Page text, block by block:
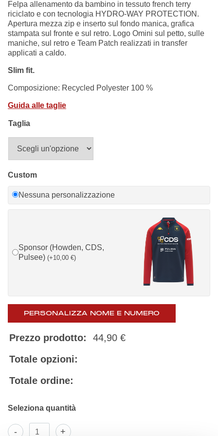
Summer Sale
Mare
Accessori
Party
Outlet
Helan x Genoa
Isolani x Genoa
Gift Card Online Store
originale
era:
69,00 €.
attuale
è:
44,90 €.
Felpa allenamento da bambino in tessuto french terry
riciclato e con tecnologia HYDRO-WAY PROTECTION.
Apertura mezza zip e inserto sul fondo manica, grafica
stampata sul fronte e sul retro. Logo Omini sul petto, sulle
maniche, sul retro e Team Patch realizzati in transfer
applicati a caldo.
Slim fit.
Composizione: Recycled Polyester 100 %
Guida alle taglie
Taglia
Custom
Nessuna personalizzazione
Sponsor (Howden, CDS,
Pulsee) (+10,00 €)
PERSONALIZZA NOME E NUMERO
Prezzo prodotto: 44,90 €
Totale opzioni:
Totale ordine:
-
Felpa
+